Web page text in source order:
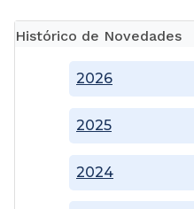
Histórico de Novedades
2024
2025
2026